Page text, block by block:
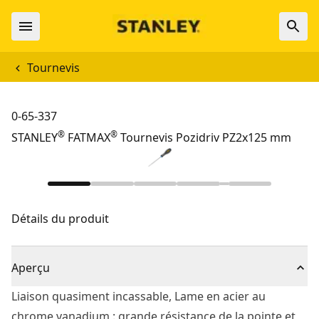
Tournevis
0-65-337
STANLEY® FATMAX® Tournevis Pozidriv PZ2x125 mm
Détails du produit
Aperçu
Liaison quasiment incassable, Lame en acier au